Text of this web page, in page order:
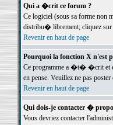
Qui a �crit ce forum ?
Ce logiciel (sous sa forme non
distribu� librement; cliquez
Revenir en haut de page
Pourquoi la fonction X n'est
Ce programme a �t� �crit et
en pense. Veuillez ne pas
Revenir en haut de page
Qui dois-je contacter �
Vous devriez contacter